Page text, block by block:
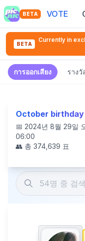
BETA VOTE
BETA
Currently in
การออกเสียง รางวั
October birthday
📅 2024년 8월 29일
06:00
👥 총 374,639 표